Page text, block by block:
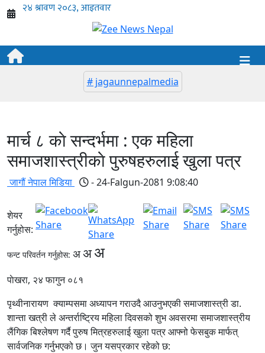
# jagaunnepalmedia
मार्च ८ काे सन्दर्भमा : एक महिला
समाजशास्त्रीकाे पुरुषहरुलाई खुला पत्र
जागौं नेपाल मिडिया - 24-Falgun-2081 9:08:40
शेयर
गर्नुहोस:
फन्ट परिवर्तन गर्नुहोस: अअअ
पाेखरा, २४ फागुन ०८१
पृथ्वीनारायण क्याम्पसमा अध्यापन गराउदै आउनुभएकी समाजशास्त्री डा.
शान्ता खत्री ले अन्तर्राष्ट्रिय महिला दिवसको शुभ अवसरमा समाजशास्त्रीय
लैंगिक बिश्लेषण गर्दै पुरुष मित्रहरुलाई खुला पत्र आफ्नो फेसबुक मार्फत्
सार्वजनिक गर्नुभएको छ। जुन यसप्रकार रहेको छ: